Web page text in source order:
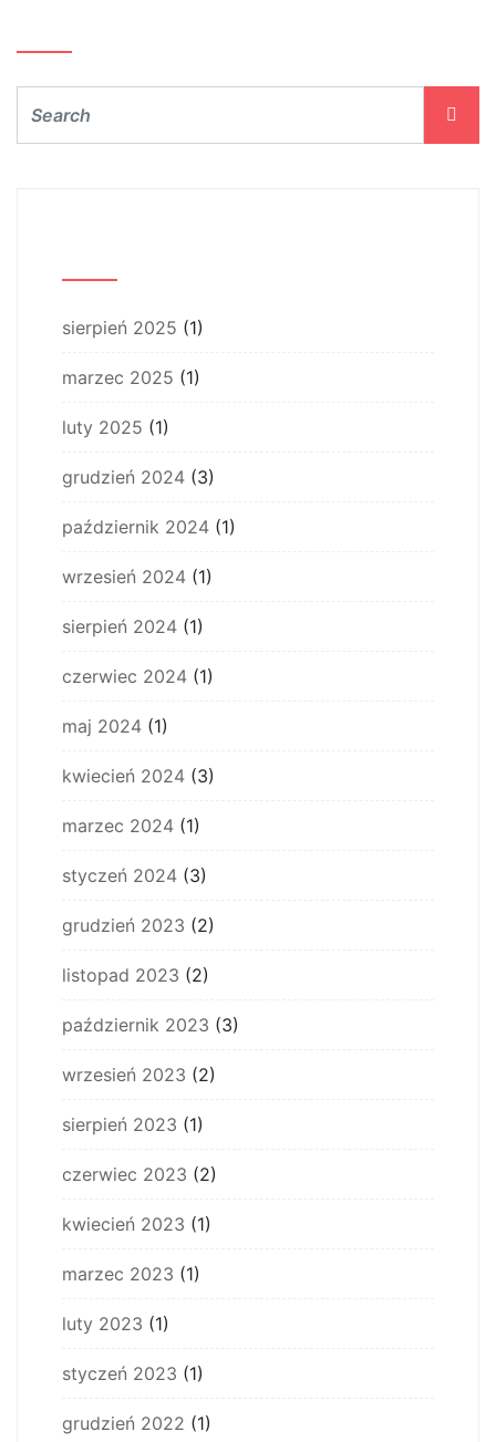
sierpień 2025 (1)
marzec 2025 (1)
luty 2025 (1)
grudzień 2024 (3)
październik 2024 (1)
wrzesień 2024 (1)
sierpień 2024 (1)
czerwiec 2024 (1)
maj 2024 (1)
kwiecień 2024 (3)
marzec 2024 (1)
styczeń 2024 (3)
grudzień 2023 (2)
listopad 2023 (2)
październik 2023 (3)
wrzesień 2023 (2)
sierpień 2023 (1)
czerwiec 2023 (2)
kwiecień 2023 (1)
marzec 2023 (1)
luty 2023 (1)
styczeń 2023 (1)
grudzień 2022 (1)